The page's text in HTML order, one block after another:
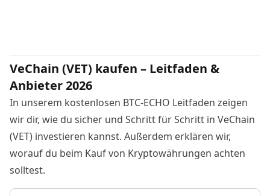
VeChain (VET) kaufen – Leitfaden &
Anbieter 2026
In unserem kostenlosen BTC-ECHO Leitfaden zeigen
wir dir, wie du sicher und Schritt für Schritt in VeChain
(VET) investieren kannst. Außerdem erklären wir,
worauf du beim Kauf von Kryptowährungen achten
solltest.